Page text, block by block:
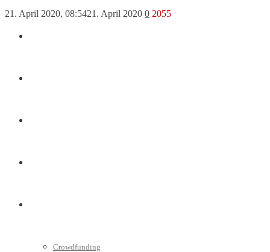
Crowdfunding
21. April 2020, 08:5421. April 2020 0 2055